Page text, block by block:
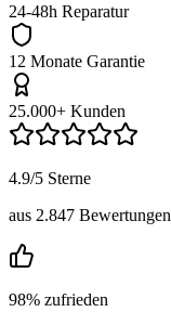
24-48h Reparatur
12 Monate Garantie
25.000+ Kunden
4.9/5 Sterne
aus 2.847 Bewertungen
98% zufrieden